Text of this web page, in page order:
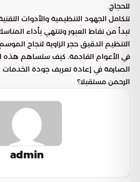
للحجاج.
تتكامل الجهود التنظيمية والأدوات
تبدأ من نقاط العبور وتنتهي بأداء
التنظيم الدقيق حجر الزاوية لنجاح
في الأعوام القادمة. كيف ستساهم هذه
الصارمة في إعادة تعريف جودة
الرحمن مستقبلا؟
admin